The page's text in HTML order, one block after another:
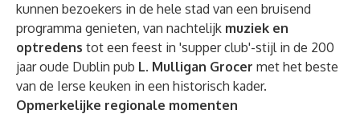
kunnen bezoekers in de hele stad van een bruisend
programma genieten, van nachtelijk muziek en
optredens tot een feest in 'supper club'-stijl in de 200
jaar oude Dublin pub L. Mulligan Grocer met het beste
van de Ierse keuken in een historisch kader.
Opmerkelijke regionale momenten